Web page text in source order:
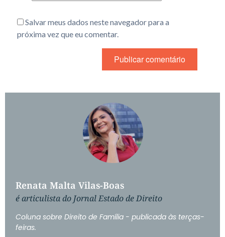
Salvar meus dados neste navegador para a
próxima vez que eu comentar.
Coluna sobre Direito de Família - publicada às terças-
feiras.
Renata Malta Vilas-Boas
é articulista do Jornal Estado de Direito